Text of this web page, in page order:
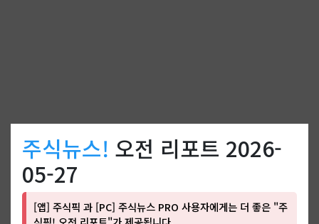
주식뉴스! 오전 리포트 2026-
05-27
[앱] 주식픽 과 [PC] 주식뉴스 PRO 사용자에게는 더 좋은 "주